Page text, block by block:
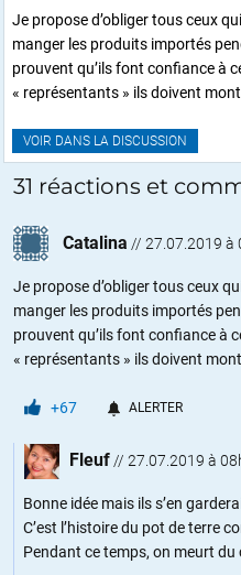
Je propose d’obliger tous ceux
manger les produits importés
prouvent qu’ils font confiance à
« représentants » ils doivent
VOIR DANS LA DISCUSSION
31 réactions et
Catalina // 27.07.2019 à
Je propose d’obliger tous ceux
manger les produits importés
prouvent qu’ils font confiance à
« représentants » ils doivent
+67 ALERTER
Fleuf // 27.07.2019 à
Bonne idée mais ils s’en
C’est l’histoire du pot de terre
Pendant ce temps, on meurt